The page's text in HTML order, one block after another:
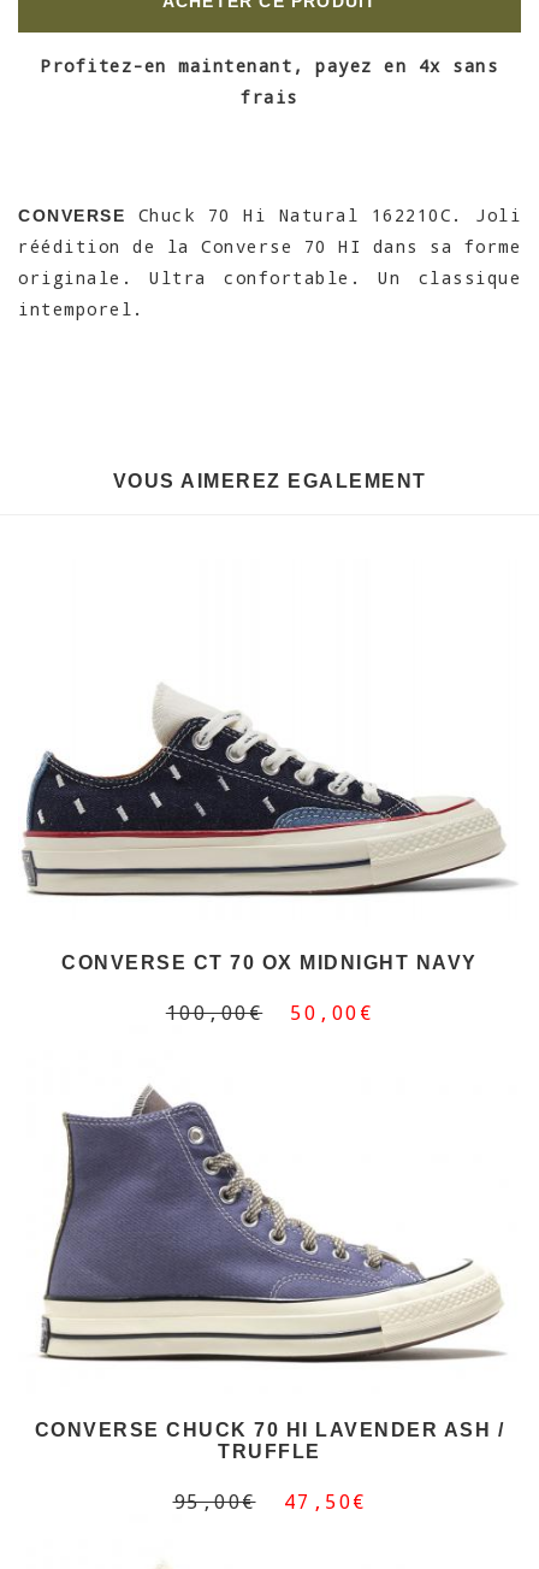
Profitez-en maintenant, payez en 4x sans
frais
CONVERSE
Chuck 70 Hi Natural 162210C. Joli
réédition de la Converse 70 HI dans sa forme
originale. Ultra confortable. Un classique
intemporel.
VOUS AIMEREZ EGALEMENT
CONVERSE CT 70 OX MIDNIGHT NAVY
100,00€ 50,00€
CONVERSE CHUCK 70 HI LAVENDER ASH /
TRUFFLE
95,00€ 47,50€